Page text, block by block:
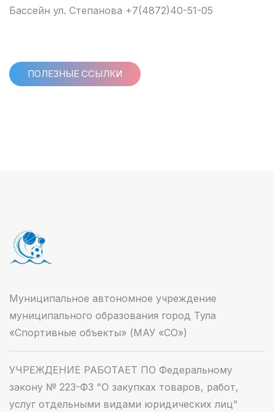
Бассейн ул. Степанова +7(4872)40-51-05
ПОЛЕЗНЫЕ ССЫЛКИ
Муниципальное автономное учреждение
муниципального образования город Тула
«Спортивные объекты» (МАУ «СО»)
УЧРЕЖДЕНИЕ РАБОТАЕТ ПО Федеральному
закону № 223-ФЗ "О закупках товаров, работ,
услуг отдельными видами юридических лиц"